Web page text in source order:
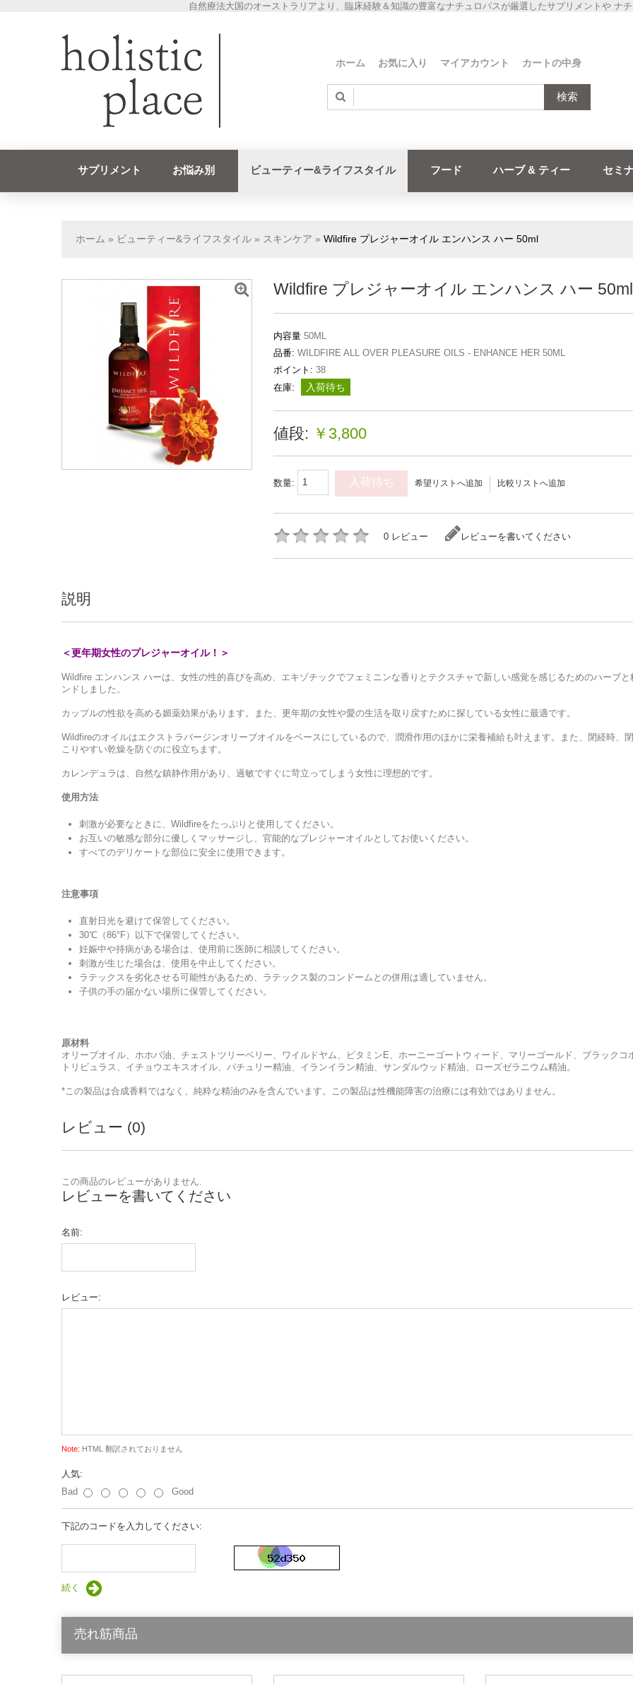
自然療法大国のオーストラリアより、臨床経験＆知識の豊富なナチュロパスが厳選したサプリメントや ナ
ホーム お気に入り マイアカウント カートの中身
検索
サプリメント お悩み別 ビューティー&ライフスタイル フード ハーブ & ティー セミ
ホーム » ビューティー&ライフスタイル » スキンケア » Wildfire プレジャーオイル エンハンス ハー 50ml
Wildfire プレジャーオイル エンハンス ハー 50ml
内容量 50ML
品番: WILDFIRE ALL OVER PLEASURE OILS - ENHANCE HER 50ML
ポイント: 38
在庫:
入荷待ち
値段: ￥3,800
数量: 入荷待ち 希望リストへ追加 比較リストへ追加
0 レビュー レビューを書いてください
説明
＜更年期女性のプレジャーオイル！＞
Wildfire エンハンス ハーは、女性の性的喜びを高め、エキゾチックでフェミニンな香りとテクスチャで新しい感覚を感じるためのハーブと
ンドしました。
カップルの性欲を高める媚薬効果があります。また、更年期の女性や愛の生活を取り戻すために探している女性に最適です。
Wildfireのオイルはエクストラバージンオリーブオイルをベースにしているので、潤滑作用のほかに栄養補給も叶えます。また、閉経時、
こりやすい乾燥を防ぐのに役立ちます。
カレンデュラは、自然な鎮静作用があり、過敏ですぐに苛立ってしまう女性に理想的です。
使用方法
刺激が必要なときに、Wildfireをたっぷりと使用してください。
お互いの敏感な部分に優しくマッサージし、官能的なプレジャーオイルとしてお使いください。
すべてのデリケートな部位に安全に使用できます。
注意事項
直射日光を避けて保管してください。
30℃（86°F）以下で保管してください。
妊娠中や持病がある場合は、使用前に医師に相談してください。
刺激が生じた場合は、使用を中止してください。
ラテックスを劣化させる可能性があるため、ラテックス製のコンドームとの併用は適していません。
子供の手の届かない場所に保管してください。
原材料
オリーブオイル、ホホバ油、チェストツリーベリー、ワイルドヤム、ビタミンE、ホーニーゴートウィード、マリーゴールド、ブラックコ
トリビュラス、イチョウエキスオイル、パチュリー精油、イランイラン精油、サンダルウッド精油、ローズゼラニウム精油。
*この製品は合成香料ではなく、純粋な精油のみを含んでいます。この製品は性機能障害の治療には有効ではありません。
レビュー (0)
この商品のレビューがありません.
レビューを書いてください
名前:
レビュー:
Note: HTML 翻訳されておりません
人気:
Bad
Good
下記のコードを入力してください:
続く
売れ筋商品